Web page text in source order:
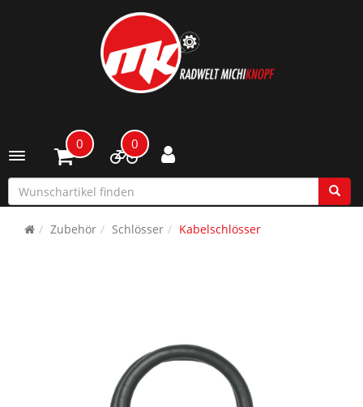
Toggle navigation
0 0
Zubehör Schlösser Kabelschlösser